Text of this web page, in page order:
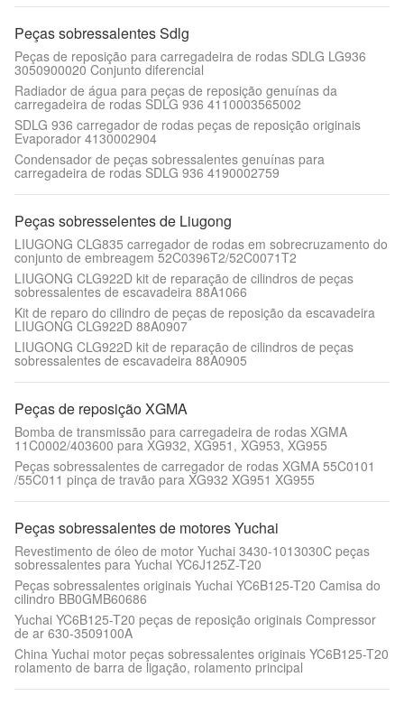
Peças sobressalentes Sdlg
Peças de reposição para carregadeira de rodas SDLG LG936
3050900020 Conjunto diferencial
Radiador de água para peças de reposição genuínas da
carregadeira de rodas SDLG 936 4110003565002
SDLG 936 carregador de rodas peças de reposição originais
Evaporador 4130002904
Condensador de peças sobressalentes genuínas para
carregadeira de rodas SDLG 936 4190002759
Peças sobresselentes de Liugong
LIUGONG CLG835 carregador de rodas em sobrecruzamento do
conjunto de embreagem 52C0396T2/52C0071T2
LIUGONG CLG922D kit de reparação de cilindros de peças
sobressalentes de escavadeira 88A1066
Kit de reparo do cilindro de peças de reposição da escavadeira
LIUGONG CLG922D 88A0907
LIUGONG CLG922D kit de reparação de cilindros de peças
sobressalentes de escavadeira 88A0905
Peças de reposição XGMA
Bomba de transmissão para carregadeira de rodas XGMA
11C0002/403600 para XG932, XG951, XG953, XG955
Peças sobressalentes de carregador de rodas XGMA 55C0101
/55C011 pinça de travão para XG932 XG951 XG955
Peças sobressalentes de motores Yuchai
Revestimento de óleo de motor Yuchai 3430-1013030C peças
sobressalentes para Yuchai YC6J125Z-T20
Peças sobressalentes originais Yuchai YC6B125-T20 Camisa do
cilindro BB0GMB60686
Yuchai YC6B125-T20 peças de reposição originais Compressor
de ar 630-3509100A
China Yuchai motor peças sobressalentes originais YC6B125-T20
rolamento de barra de ligação, rolamento principal